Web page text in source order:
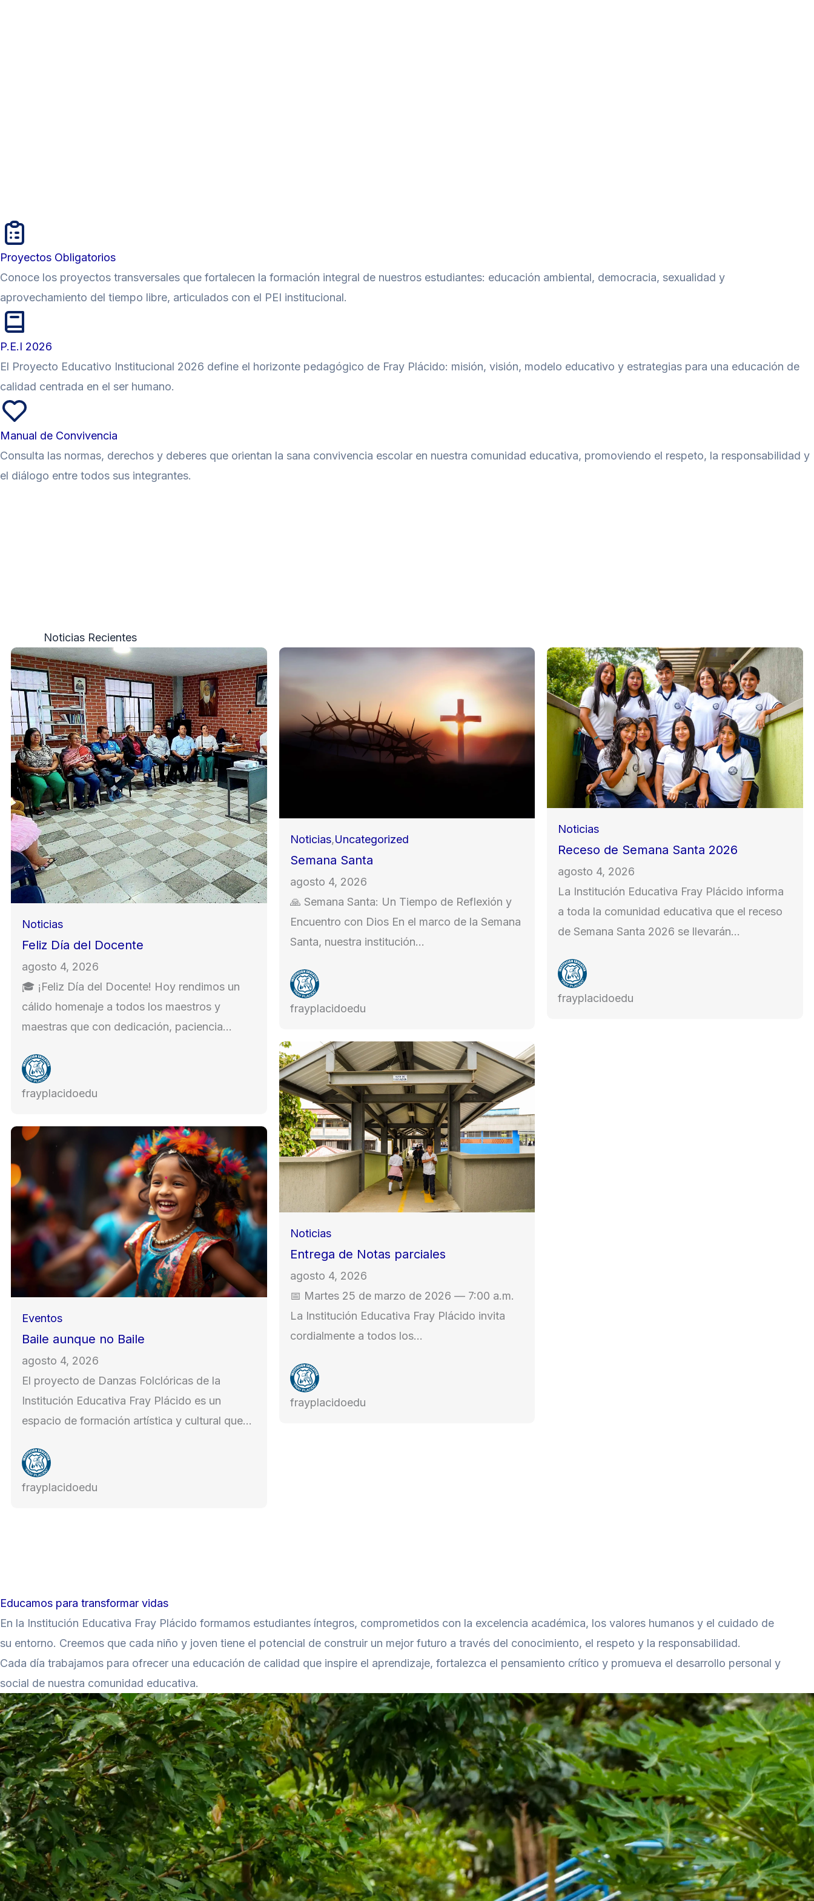
Proyectos Obligatorios
Conoce los proyectos transversales que fortalecen la formación integral de nuestros estudiantes: educación ambiental, democracia, sexualidad y
aprovechamiento del tiempo libre, articulados con el PEI institucional.
P.E.I 2026
El Proyecto Educativo Institucional 2026 define el horizonte pedagógico de Fray Plácido: misión, visión, modelo educativo y estrategias para una educación de
calidad centrada en el ser humano.
Manual de Convivencia
Consulta las normas, derechos y deberes que orientan la sana convivencia escolar en nuestra comunidad educativa, promoviendo el respeto, la responsabilidad y
el diálogo entre todos sus integrantes.
Noticias Recientes
Noticias
Feliz Día del Docente
agosto 4, 2026
🎓 ¡Feliz Día del Docente! Hoy rendimos un
cálido homenaje a todos los maestros y
maestras que con dedicación, paciencia…
frayplacidoedu
Eventos
Baile aunque no Baile
agosto 4, 2026
El proyecto de Danzas Folclóricas de la
Institución Educativa Fray Plácido es un
espacio de formación artística y cultural que…
frayplacidoedu
Noticias,Uncategorized
Semana Santa
agosto 4, 2026
🙏 Semana Santa: Un Tiempo de Reflexión y
Encuentro con Dios En el marco de la Semana
Santa, nuestra institución…
frayplacidoedu
Noticias
Entrega de Notas parciales
agosto 4, 2026
📅 Martes 25 de marzo de 2026 — 7:00 a.m.
La Institución Educativa Fray Plácido invita
cordialmente a todos los…
frayplacidoedu
Noticias
Receso de Semana Santa 2026
agosto 4, 2026
La Institución Educativa Fray Plácido informa
a toda la comunidad educativa que el receso
de Semana Santa 2026 se llevarán…
frayplacidoedu
Educamos para transformar vidas
En la Institución Educativa Fray Plácido formamos estudiantes íntegros, comprometidos con la excelencia académica, los valores humanos y el cuidado de
su entorno. Creemos que cada niño y joven tiene el potencial de construir un mejor futuro a través del conocimiento, el respeto y la responsabilidad.
Cada día trabajamos para ofrecer una educación de calidad que inspire el aprendizaje, fortalezca el pensamiento crítico y promueva el desarrollo personal y
social de nuestra comunidad educativa.